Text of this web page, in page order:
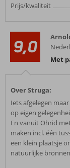
Prijs/kwaliteit
9,0
Met
Over Struga:
Iets afgelegen
op eigen
En vanuit Ohrid
maken incl. één
een klein plaatsje
natuurlijke